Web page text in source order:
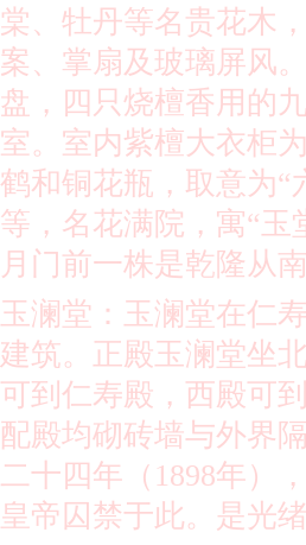
棠、牡丹等名贵花木
案、掌扇及玻璃屏风
盘，四只烧檀香用的
室。室内紫檀大衣柜
鹤和铜花瓶，取意为“
等，名花满院，寓“玉
月门前一株是乾隆从
玉澜堂：玉澜堂在仁
建筑。正殿玉澜堂坐
可到仁寿殿，西殿可
配殿均砌砖墙与外界
二十四年（ 1898年）
皇帝囚禁于此。是光